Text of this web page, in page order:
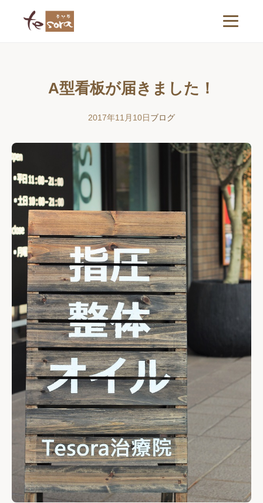
A型看板が届きました！
2017年11月10日ブログ